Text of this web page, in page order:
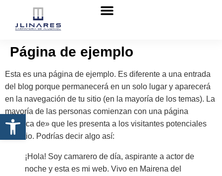
Abrir barra de herramientas
Página de ejemplo
Esta es una página de ejemplo. Es diferente a una entrada
del blog porque permanecerá en un solo lugar y aparecerá
en la navegación de tu sitio (en la mayoría de los temas). La
mayoría de las personas comienzan con una página
«Acerca de» que les presenta a los visitantes potenciales
del sitio. Podrías decir algo así:
¡Hola! Soy camarero de día, aspirante a actor de
noche y esta es mi web. Vivo en Mairena del